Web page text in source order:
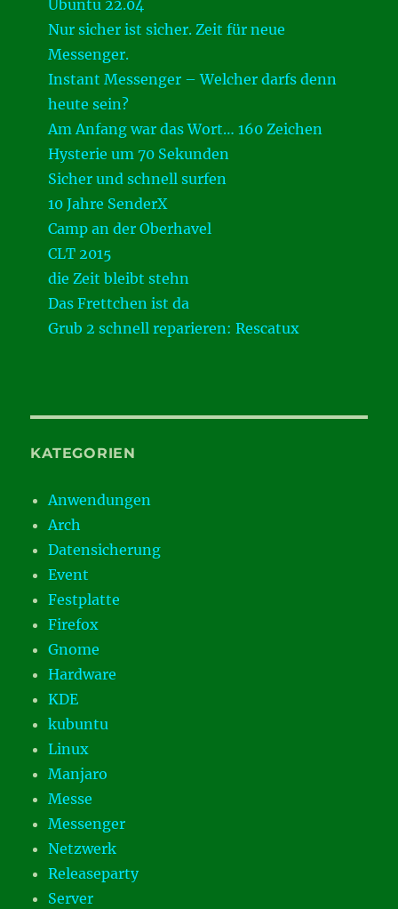
Ubuntu 22.04
Nur sicher ist sicher. Zeit für neue
Messenger.
Instant Messenger – Welcher darfs denn
heute sein?
Am Anfang war das Wort… 160 Zeichen
Hysterie um 70 Sekunden
Sicher und schnell surfen
10 Jahre SenderX
Camp an der Oberhavel
CLT 2015
die Zeit bleibt stehn
Das Frettchen ist da
Grub 2 schnell reparieren: Rescatux
KATEGORIEN
Anwendungen
Arch
Datensicherung
Event
Festplatte
Firefox
Gnome
Hardware
KDE
kubuntu
Linux
Manjaro
Messe
Messenger
Netzwerk
Releaseparty
Server